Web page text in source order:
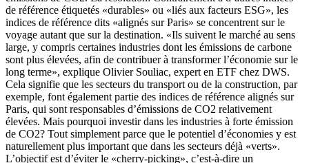
de référence étiquetés «durables» ou «liés aux facteurs ESG», les
indices de référence dits «alignés sur Paris» se concentrent sur le
voyage autant que sur la destination. «Ils suivent le marché au sens
large, y compris certaines industries dont les émissions de carbone
sont plus élevées, afin de contribuer à transformer l’économie sur le
long terme», explique Olivier Souliac, expert en ETF chez DWS.
Cela signifie que les secteurs du transport ou de la construction, par
exemple, font également partie des indices de référence alignés sur
Paris, qui sont responsables d’émissions de CO2 relativement
élevées. Mais pourquoi investir dans les industries à forte émission
de CO2? Tout simplement parce que le potentiel d’économies y est
naturellement plus important que dans les secteurs déjà «verts».
L’objectif est d’éviter le «cherry-picking», c’est-à-dire un